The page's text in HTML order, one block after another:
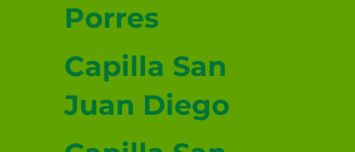
Porres
Capilla San
Juan Diego